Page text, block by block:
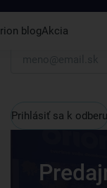
blogAkcia
Váš e-mail
Prihlásiť sa k odberu